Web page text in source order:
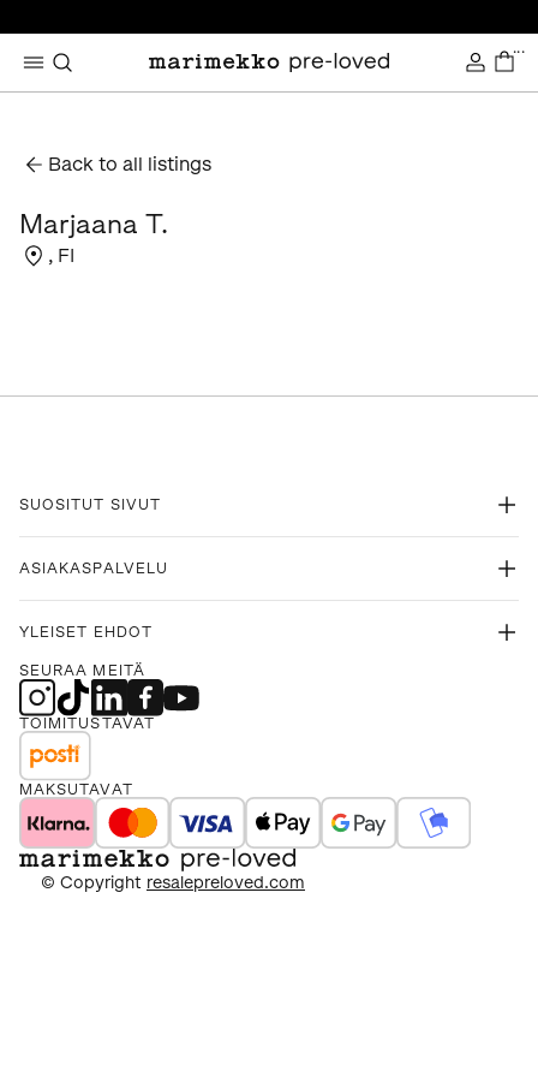
...
Back to all listings
Marjaana T.
, FI
SUOSITUT SIVUT
ASIAKASPALVELU
YLEISET EHDOT
SEURAA MEITÄ
TOIMITUSTAVAT
MAKSUTAVAT
© Copyright resalepreloved.com